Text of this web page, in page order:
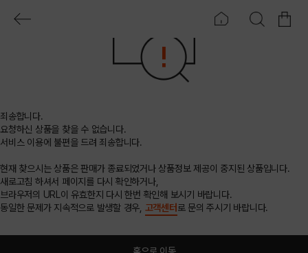
죄송합니다.
요청하신 상품을 찾을 수 없습니다.
서비스 이용에 불편을 드려 죄송합니다.
현재 찾으시는 상품은 판매가 종료되었거나 상품정보 제공이 중지된 상품입니다.
새로고침 하셔서 페이지를 다시 확인하거나,
브라우저의 URL이 유효한지 다시 한번 확인해 보시기 바랍니다.
동일한 문제가 지속적으로 발생할 경우, 고객센터 로 문의 주시기 바랍니다.